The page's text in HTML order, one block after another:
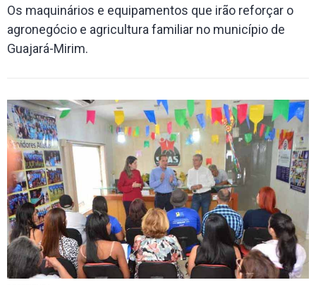
Os maquinários e equipamentos que irão reforçar o
agronegócio e agricultura familiar no município de
Guajará-Mirim.